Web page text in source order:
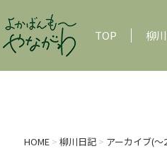
TOP 柳
HOME > 柳川日記 > アーカイブ(〜